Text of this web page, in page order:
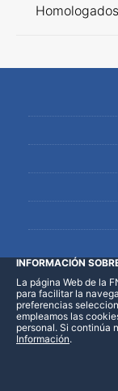
Homologados
LinkedIn
INFORMACIÓN
La página Web de la
para facilitar la
preferencias
empleamos las
personal. Si continúa
Información.